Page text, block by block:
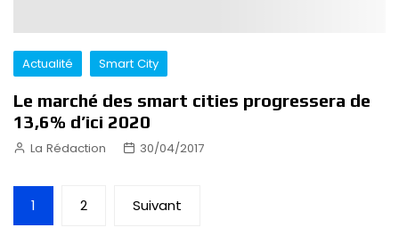
Actualité Smart City
Le marché des smart cities progressera de
13,6% d’ici 2020
La Rédaction 30/04/2017
Pagination
des
1 2 Suivant